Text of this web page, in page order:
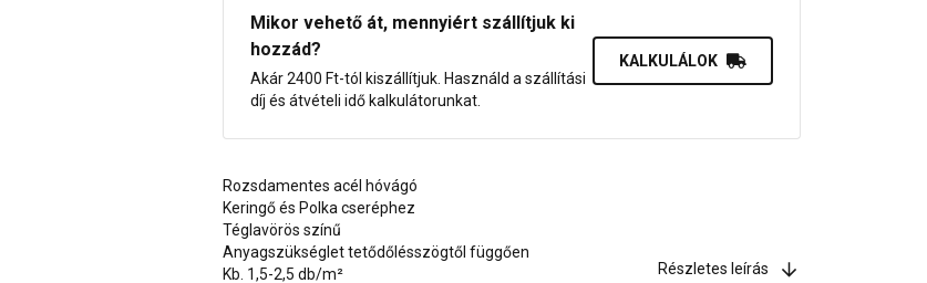
Mikor vehető át, mennyiért szállítjuk ki
hozzád?
Akár 2400 Ft-tól kiszállítjuk. Használd a szállítási
díj és átvételi idő kalkulátorunkat.
KALKULÁLOK
Rozsdamentes acél hóvágó
Keringő és Polka cseréphez
Téglavörös színű
Anyagszükséglet tetődőlésszögtől függően
Kb. 1,5-2,5 db/m²
Részletes leírás